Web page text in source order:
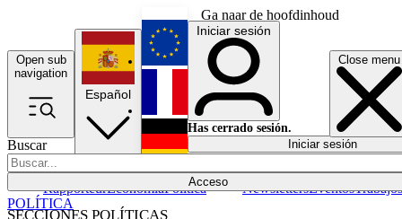
Ga naar de hoofdinhoud
Open sub
navigation
Close menu
Buscar
Acceso
SECCIONES POLÍTICAS
RapporteurEconomíaPolítica NewslettersEventosTrabajos
Español
English
Français
Iniciar sesión
Has cerrado sesión.
Iniciar sesión
POLÍTICA